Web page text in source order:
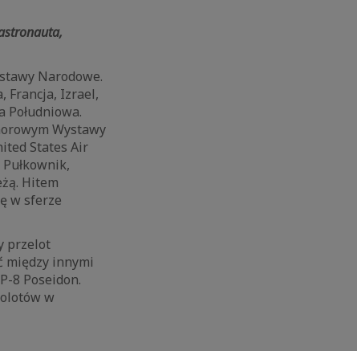
Narodowe.
Francja, Izrael,
Południowa.
Wystawy
States Air
Hitem
w sferze
przelot
między innymi
8 Poseidon.
w